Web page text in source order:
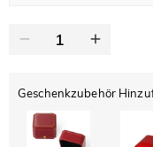
Moissanit
Jeulia Stein
Moissanit
$54.00 JETZT 10%
Jeulia Stein
Geschenkzubehör